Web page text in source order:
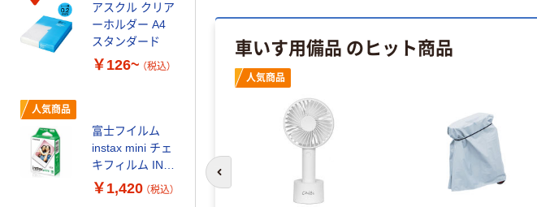
車いす用備品 のヒット商品
人気商品
アスクル クリア
ーホルダー A4
スタンダード
￥126~ （税込）
人気商品
富士フイルム
instax mini チェ
キフィルム INS
MINI JP1 1パッ
ク（10枚入り）
￥1,420 （税込）
証
オリジナル
コピー用紙 マ
ルチペーパー
スーパーエコノ
ミー+
￥149~
く ふせん
50×15mm
オリジナル
アスクルオリジ
ナル ラミネー
本気プライス
ペーパータオル
中判 再生紙
100％ 200枚